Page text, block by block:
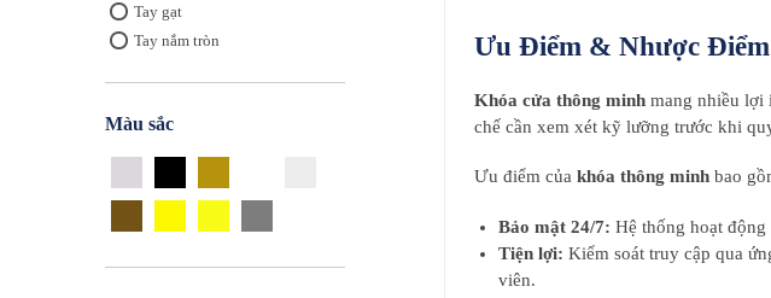
Ưu Điểm & Nhược
Khóa cửa thông minhmang nhiều lợi
chế cần xem xét kỹ lưỡng trước khi
Ưu điểm của khóa thông minhbao
Bảo mật 24/7: Hệ thống hoạt
Tiện lợi: Kiểm soát truy cập qua
viên.
Tay gạt
Tay nắm tròn
Màu sắc